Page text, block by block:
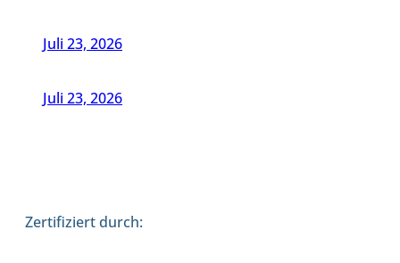
Juli 23, 2026
Juli 23, 2026
Zertifiziert durch: